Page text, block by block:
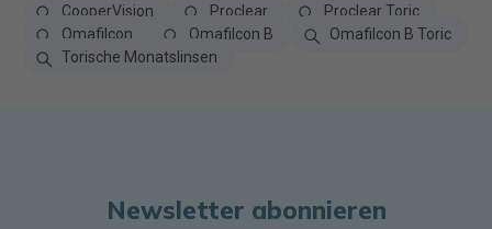
CooperVision Proclear
Proclear Toric
Omafilcon
Omafilcon B
Omafilcon B Toric
Torische Monatslinsen
Newsletter abonnieren